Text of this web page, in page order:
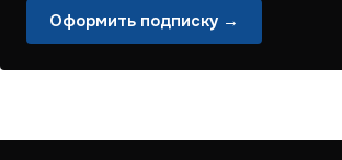
Оформить подписку →